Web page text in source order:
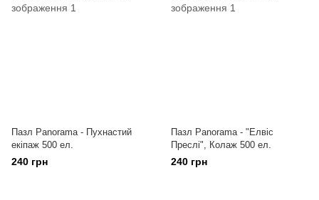
Пазл Panorama - Пухнастий
екіпаж 500 ел.
240 грн
Пазл Panorama - "Елвіс
Преслі", Колаж 500 ел.
240 грн